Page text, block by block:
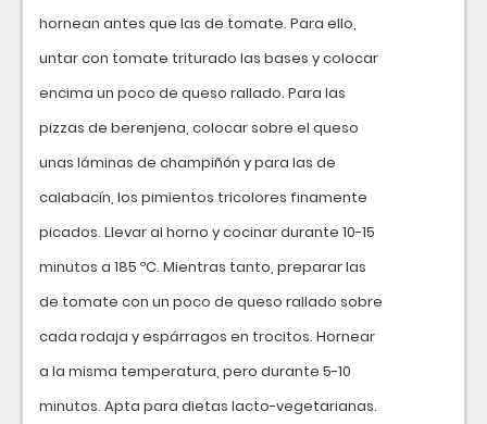
hornean antes que las de tomate. Para ello,
untar con tomate triturado las bases y colocar
encima un poco de queso rallado. Para las
pizzas de berenjena, colocar sobre el queso
unas láminas de champiñón y para las de
calabacín, los pimientos tricolores finamente
picados. Llevar al horno y cocinar durante 10-15
minutos a 185 ºC. Mientras tanto, preparar las
de tomate con un poco de queso rallado sobre
cada rodaja y espárragos en trocitos. Hornear
a la misma temperatura, pero durante 5-10
minutos. Apta para dietas lacto-vegetarianas.